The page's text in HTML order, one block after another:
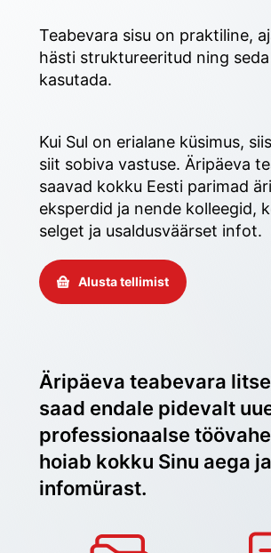
Teabevara sisu on praktiline,
hästi struktureeritud ning
kasutada.
Kui Sul on erialane küsimus,
siit sobiva vastuse. Äripäeva
saavad kokku Eesti parimad
eksperdid ja nende kolleegid,
selget ja usaldusväärset infot.
Alusta tellimist
Äripäeva teabevara
saad endale pidevalt
professionaalse
hoiab kokku Sinu aega
infomürast.